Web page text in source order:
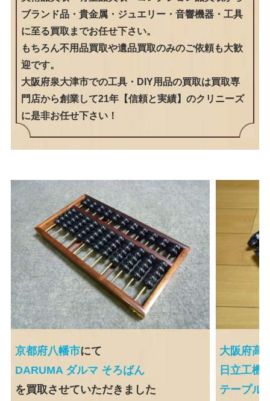
ブランド品・貴金属・ジュエリー・音響機器・工具
に至る買取までお任せ下さい。
もちろん不用品買取や遺品買取のみのご依頼も大歓
迎です。
大阪府泉大津市での工具・DIY用品の買取は買取専
門店から創業して21年【信頼と実績】のクリニーズ
に是非お任せ下さい！
京都府八幡市にて
DARUMA ダルマ そろばん
を買取させていただきました
大阪府高
日立工機
テープル